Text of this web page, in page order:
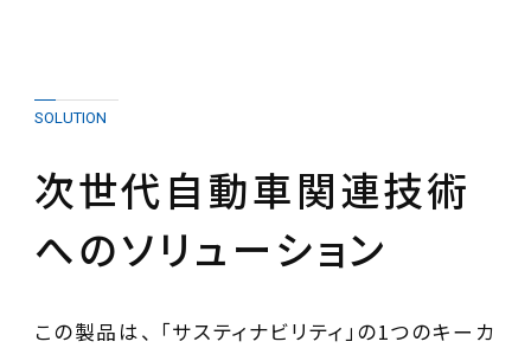
SOLUTION
次世代自動車関連技術
へのソリューション
この製品は、 「サスティナビリティ」の1つのキーカ